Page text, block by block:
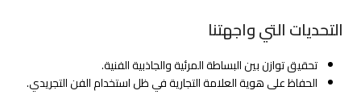
التحديات التي واجهتنا
تحقيق توازن بين البساطة المرئية والجاذبية الفنية.
الحفاظ على هوية العلامة التجارية في ظل استخدام الفن التجريدي.